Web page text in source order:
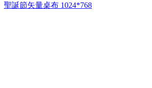
聖誕節矢量桌布 1024*768